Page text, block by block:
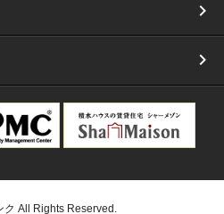
All Rights Reserved.